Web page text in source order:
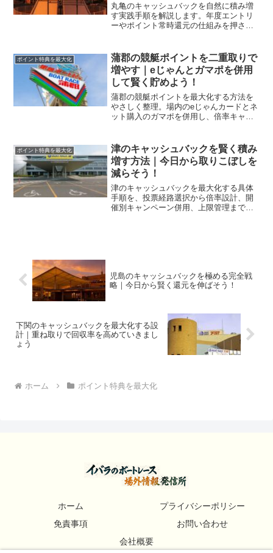
丸亀のキャッシュバックを自然に積み増
す実践手順を解説します。年度エントリ
ーやポイント常時還元の仕組みを押さ
率の両立を目指します。
ポイント特典を最大化
蒲郡の競艇ポイントを二重取りで
増やす｜eじゃんとガマポを併用
して賢く貯めよう！
蒲郡の競艇ポイントを最大化する方法を
やさしく整理。場内のeじゃんカードとネ
ット購入のガマポを併用し、倍率キャン
ポイント特典を最大化
津のキャッシュバックを賢く積み
増す方法｜今日から取りこぼしを
減らそう！
津のキャッシュバックを最大化する具体
手順を、投票経路選択から倍率設計、開
催別キャンペーン併用、上限管理まで体
児島のキャッシュバックを極める完全戦
略｜今日から賢く還元を伸ばそう！
下関のキャッシュバックを最大化する設
計｜重ね取りで回収率を高めていきまし
ょう
ホーム ポイント特典を最大化
ホーム
プライバシーポリシー
免責事項
お問い合わせ
会社概要